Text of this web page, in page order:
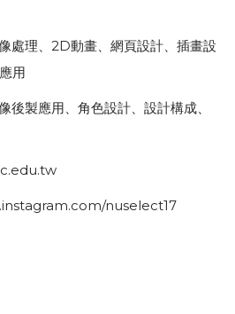
處理、2D動畫、網頁設計、插畫設
用
後製應用、角色設計、設計構成、
nuselect17